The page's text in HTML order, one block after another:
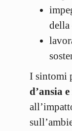
I sintomi
d’ansia